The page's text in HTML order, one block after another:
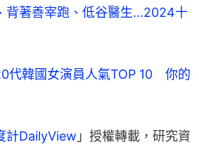
背著善宰跑、低谷醫生...2024十
代韓國女演員人氣TOP 10　你的
計DailyView 」授權轉載，研究資